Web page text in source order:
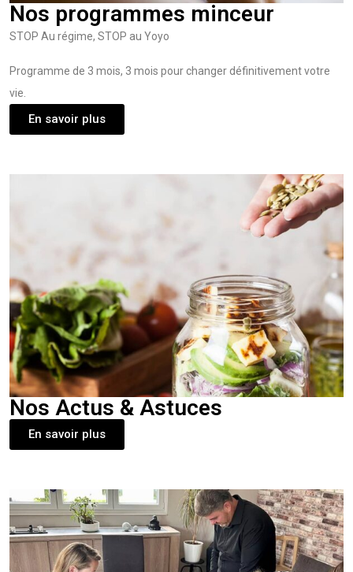
Nos programmes minceur
STOP Au régime, STOP au Yoyo
Programme de 3 mois, 3 mois pour changer définitivement votre
vie.
En savoir plus
Nos Actus & Astuces
En savoir plus